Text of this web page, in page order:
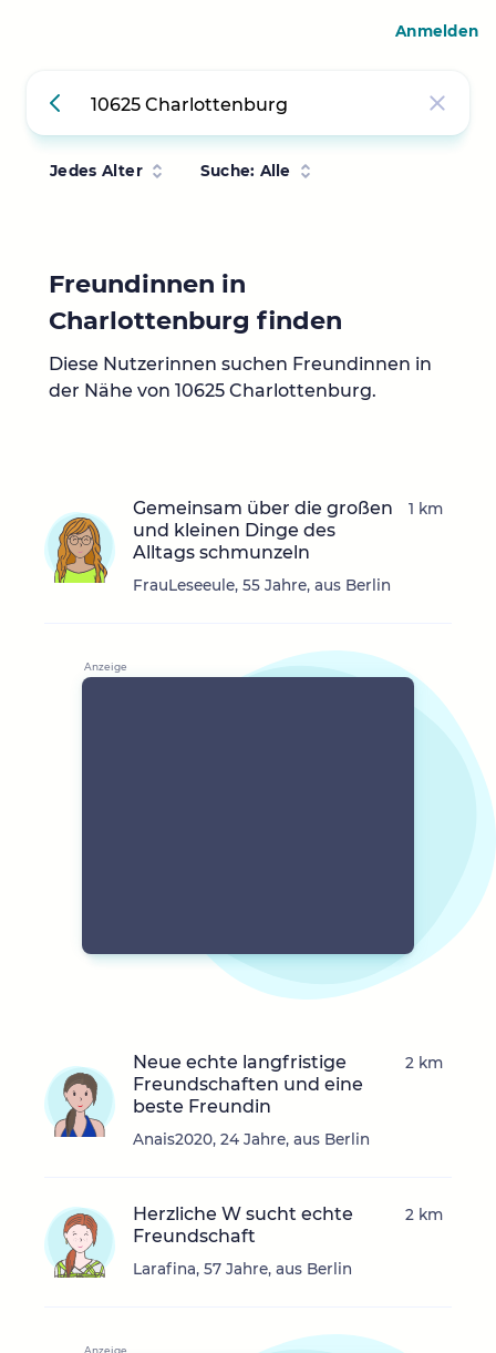
Jedes Alter Suche: Alle
Freundinnen in
Charlottenburg finden
Diese Nutzerinnen suchen Freundinnen in
der Nähe von 10625 Charlottenburg.
Gemeinsam über die großen
und kleinen Dinge des
Alltags schmunzeln
FrauLeseeule, 55 Jahre, aus Berlin
1 km
Neue echte langfristige
Freundschaften und eine
beste Freundin
Anais2020, 24 Jahre, aus Berlin
2 km
Herzliche W sucht echte
Freundschaft
Larafina, 57 Jahre, aus Berlin
2 km
Anmelden